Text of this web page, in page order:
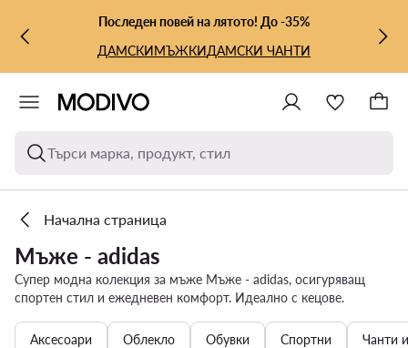
КЪМ ОСНОВНОТО СЪДЪРЖАНИЕ
КЪМ ТЪРСЕНЕПоследен повей на лятото! До -35%
ДАМСКИМЪЖКИДАМСКИ ЧАНТИ
Търси марка, продукт, стил
Начална страница
Мъже - adidas
Супер модна колекция за мъже Мъже - adidas, осигуряващ
спортен стил и ежедневен комфорт. Идеално с кецове.
Аксесоари Облекло Обувки Спортни Чанти